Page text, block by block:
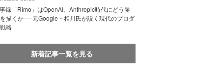
録「Rimo」はOpenAI、Anthropic時代にどう勝
描くか──元Google・相川氏が説く現代のプロダ
略
新着記事一覧を見る